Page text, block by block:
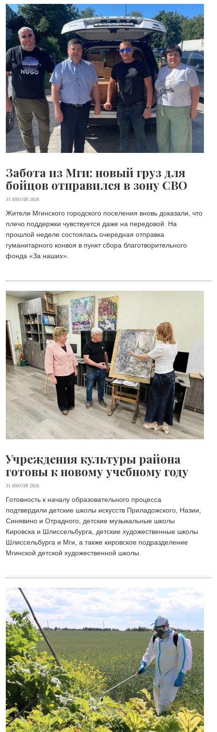
Забота из Мги: новый груз для
бойцов отправился в зону СВО
31 ИЮЛЯ 2026
Жители Мгинского городского поселения вновь доказали, что
плечо поддержки чувствуется даже на передовой. На
прошлой неделе состоялась очередная отправка
гуманитарного конвоя в пункт сбора благотворительного
фонда «Зa наших».
Учреждения культуры района
готовы к новому учебному году
31 ИЮЛЯ 2026
Готовность к началу образовательного процесса
подтвердили детские школы искусств Приладожского, Назии,
Синявино и Отрадного, детские музыкальные школы
Кировска и Шлиссельбурга, детские художественные школы
Шлиссельбурга и Мги, а также кировское подразделение
Мгинской детской художественной школы.